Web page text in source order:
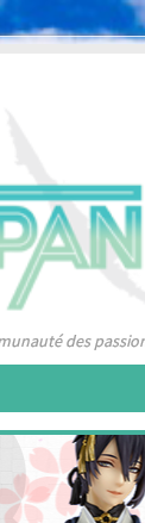
des